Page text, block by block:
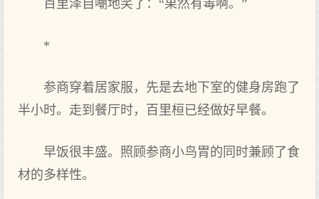
百里泽自嘲地笑了：“果然有毒啊。”
*
参商穿着居家服，先是去地下室的健身房跑了
半小时。走到餐厅时，百里桓已经做好早餐。
早饭很丰盛。照顾参商小鸟胃的同时兼顾了食
材的多样性。